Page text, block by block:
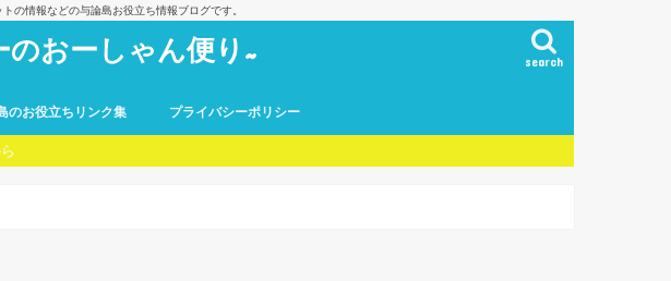
の情報などの与論島お役立ち情報ブログです。
おーしゃん便り~ search
のお役立ちリンク集 プライバシーポリシー